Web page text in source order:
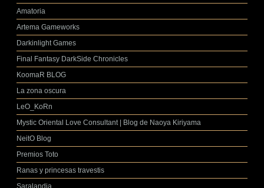
Amatoria
Artema Gameworks
Darkinlight Games
Final Fantasy DarkSide Chronicles
KoomaR BLOG
La zona oscura
LeO_KoRn
Mystic Oriental Love Consultant | Blog de Naoya Kiriyama
NeitO Blog
Premios Toto
Ranas y princesas travestis
Saralandia